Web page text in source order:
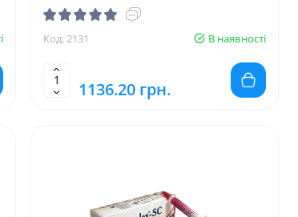
Код: 2131 В наявності
1136.20 грн.